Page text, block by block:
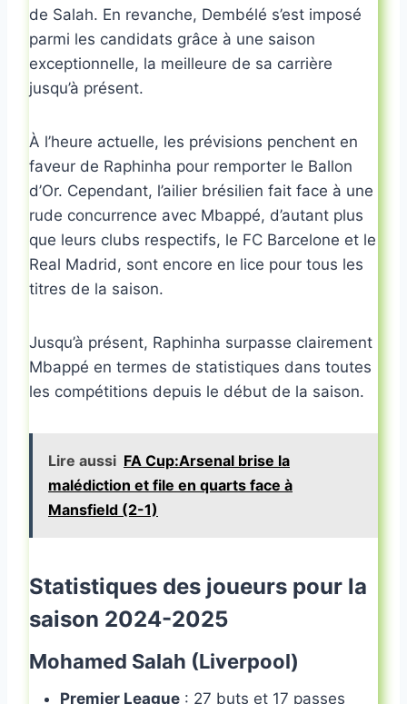
de Salah. En revanche, Dembélé s’est imposé
parmi les candidats grâce à une saison
exceptionnelle, la meilleure de sa carrière
jusqu’à présent.
À l’heure actuelle, les prévisions penchent en
faveur de Raphinha pour remporter le Ballon
d’Or. Cependant, l’ailier brésilien fait face à une
rude concurrence avec Mbappé, d’autant plus
que leurs clubs respectifs, le FC Barcelone et le
Real Madrid, sont encore en lice pour tous les
titres de la saison.
Jusqu’à présent, Raphinha surpasse clairement
Mbappé en termes de statistiques dans toutes
les compétitions depuis le début de la saison.
Lire aussi FA Cup:Arsenal brise la
malédiction et file en quarts face à
Mansfield (2-1)
Statistiques des joueurs pour la
saison 2024-2025
Mohamed Salah (Liverpool)
Premier League : 27 buts et 17 passes